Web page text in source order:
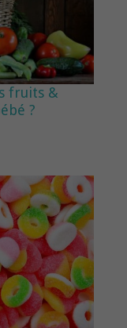
fruits &
?